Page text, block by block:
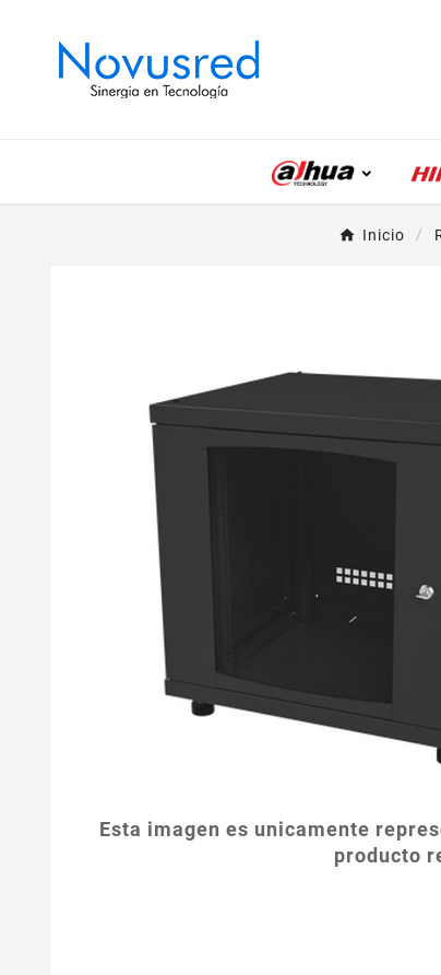
Inicio
Esta imagen es unicamente
producto